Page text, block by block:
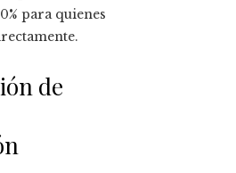
para quienes
de